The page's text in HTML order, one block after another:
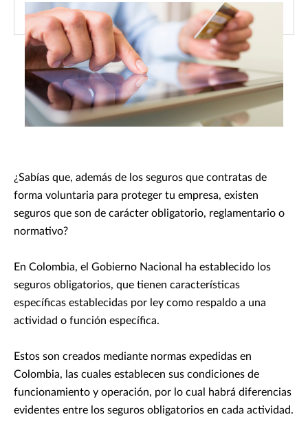
¿Sabías que, además de los seguros que contratas de
forma voluntaria para proteger tu empresa, existen
seguros que son de carácter obligatorio, reglamentario o
normativo?
En Colombia, el Gobierno Nacional ha establecido los
seguros obligatorios, que tienen características
específicas establecidas por ley como respaldo a una
actividad o función específica.
Estos son creados mediante normas expedidas en
Colombia, las cuales establecen sus condiciones de
funcionamiento y operación, por lo cual habrá diferencias
evidentes entre los seguros obligatorios en cada actividad.